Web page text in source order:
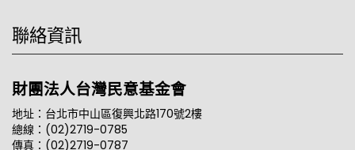
聯絡資訊
財團法人台灣民意基金會
地址：台北市中山區復興北路170號2樓
總線：(02)2719-0785
傳真：(02)2719-0787